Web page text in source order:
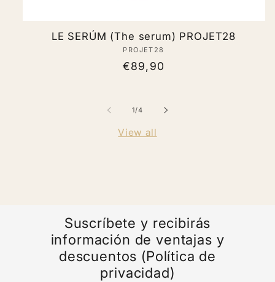
LE SERÚM (The serum) PROJET28
Vendor:
PROJET28
Regular
€89,90
1/of
4
View all
Suscríbete y recibirás
información de ventajas y
descuentos (Política de
privacidad)